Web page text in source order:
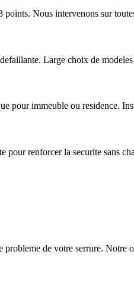
Nous intervenons sur
Large choix de
pour immeuble ou residence.
pour renforcer la securite sans
de votre serrure. Notre